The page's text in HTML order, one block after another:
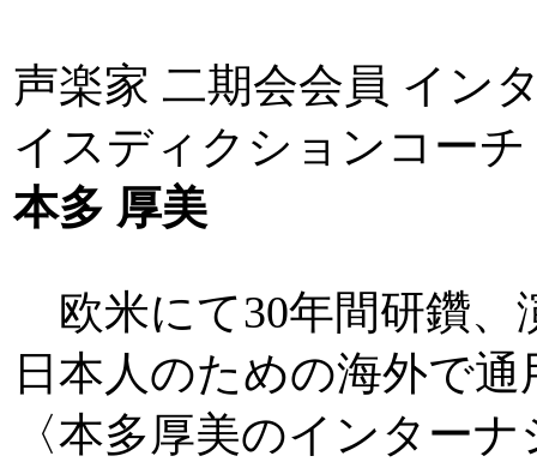
声楽家 二期会会員 イン
イスディクションコーチ
本多 厚美
欧米にて30年間研鑽、
日本人のための海外で
〈本多厚美のインター